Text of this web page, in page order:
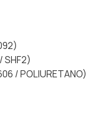
SHF2)
/ POLIURETANO)